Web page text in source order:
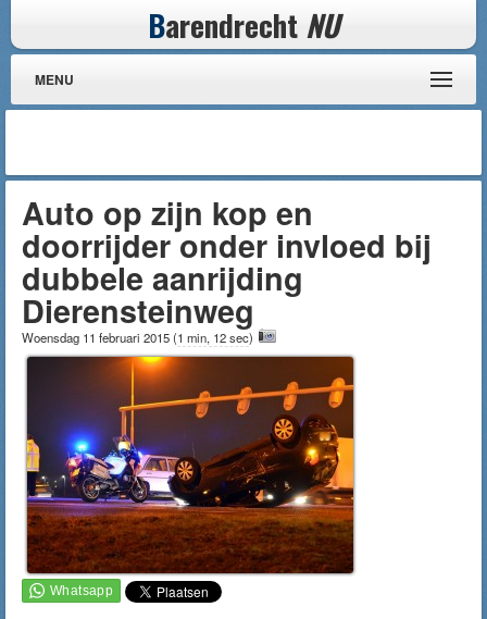
Barendrecht NU
MENU
Auto op zijn kop en
doorrijder onder invloed bij
dubbele aanrijding
Dierensteinweg
Woensdag 11 februari 2015(1 min, 12 sec)